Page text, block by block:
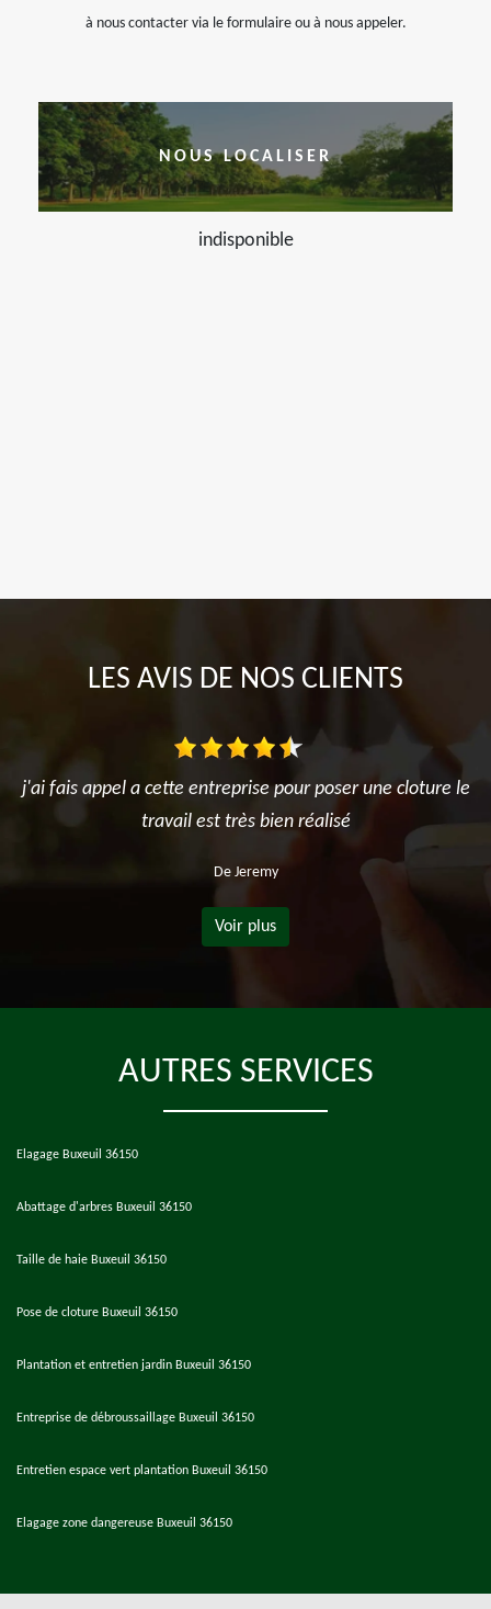
à nous contacter via le formulaire ou à nous appeler.
NOUS LOCALISER
indisponible
LES AVIS DE NOS CLIENTS
j'ai fais appel a cette entreprise pour poser une cloture le
travail est très bien réalisé
De Jeremy
Voir plus
AUTRES SERVICES
Elagage Buxeuil 36150
Abattage d'arbres Buxeuil 36150
Taille de haie Buxeuil 36150
Pose de cloture Buxeuil 36150
Plantation et entretien jardin Buxeuil 36150
Entreprise de débroussaillage Buxeuil 36150
Entretien espace vert plantation Buxeuil 36150
Elagage zone dangereuse Buxeuil 36150